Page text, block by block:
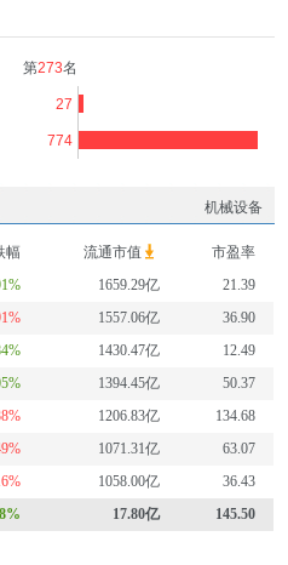
第273名
27
774
机械设备
幅 流通市值
市盈率
1659.29亿
21.39
1557.06亿
36.90
1430.47亿
12.49
1394.45亿
50.37
1206.83亿
134.68
1071.31亿
63.07
1058.00亿
36.43
17.80亿 145.50